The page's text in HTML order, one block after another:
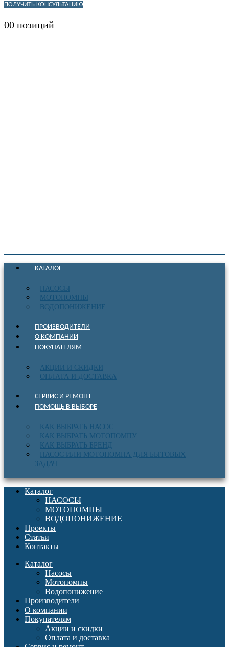
ПОЛУЧИТЬ КОНСУЛЬТАЦИЮ
00 позиций
КАТАЛОГ
НАСОСЫ
МОТОПОМПЫ
ВОДОПОНИЖЕНИЕ
ПРОИЗВОДИТЕЛИ
О КОМПАНИИ
ПОКУПАТЕЛЯМ
АКЦИИ И СКИДКИ
ОПЛАТА И ДОСТАВКА
СЕРВИС И РЕМОНТ
ПОМОЩЬ В ВЫБОРЕ
КАК ВЫБРАТЬ НАСОС
КАК ВЫБРАТЬ МОТОПОМПУ
КАК ВЫБРАТЬ БРЕНД
НАСОС ИЛИ МОТОПОМПА ДЛЯ БЫТОВЫХ
ЗАДАЧ
Каталог
НАСОСЫ
МОТОПОМПЫ
ВОДОПОНИЖЕНИЕ
Проекты
Статьи
Контакты
Каталог
Насосы
Мотопомпы
Водопонижение
Производители
О компании
Покупателям
Акции и скидки
Оплата и доставка